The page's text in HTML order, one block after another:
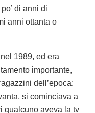
di anni di
anni ottanta o
1989, ed era
importante,
dell’epoca:
si cominciava a
qualcuno aveva la tv